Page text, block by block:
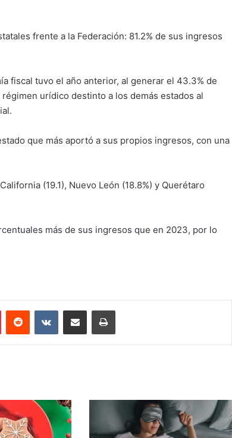
frente a la Federación: 81.2% de sus ingresos
fiscal tuvo el año anterior, al generar el 43.3% de
urídico destinto a los demás estados al
que más aportó a sus propios ingresos, con una
(19.1), Nuevo León (18.8%) y Querétaro
más de sus ingresos que en 2023, por lo
PinterestReddit VKontakteShare via Email Print